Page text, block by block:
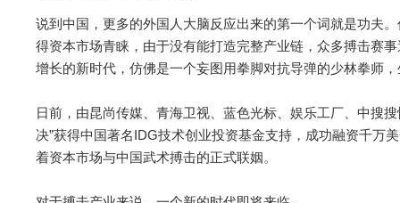
说到中国，更多的外国人大脑反应出来的第一个词就是功夫
得资本市场青睐，由于没有能打造完整产业链，众多搏击赛
增长的新时代，仿佛是一个妄图用拳脚对抗导弹的少林拳师
日前，由昆尚传媒、青海卫视、蓝色光标、娱乐工厂、中搜
决”获得中国著名IDG技术创业投资基金支持，成功融资千万
着资本市场与中国武术搏击的正式联姻。